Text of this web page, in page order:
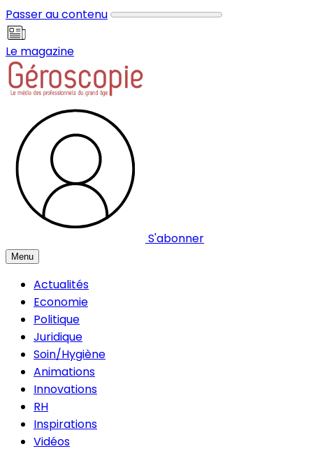
Passer au contenu
Le magazine
S'abonner
Menu
Actualités
Economie
Politique
Juridique
Soin/Hygiène
Animations
Innovations
RH
Inspirations
Vidéos
Panneau de gestion des cookies